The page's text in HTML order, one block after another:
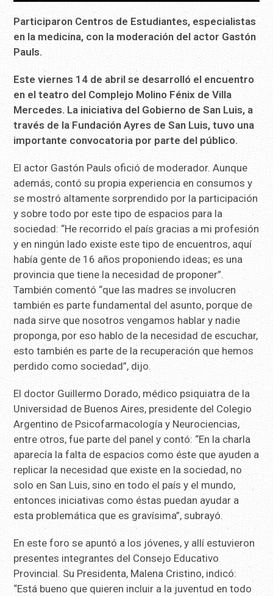
Participaron Centros de Estudiantes, especialistas
en la medicina, con la moderación del actor Gastón
Pauls.
Este viernes 14 de abril se desarrolló el encuentro
en el teatro del Complejo Molino Fénix de Villa
Mercedes. La iniciativa del Gobierno de San Luis, a
través de la Fundación Ayres de San Luis, tuvo una
importante convocatoria por parte del público.
El actor Gastón Pauls ofició de moderador. Aunque
además, contó su propia experiencia en consumos y
se mostró altamente sorprendido por la participación
y sobre todo por este tipo de espacios para la
sociedad: “He recorrido el país gracias a mi profesión
y en ningún lado existe este tipo de encuentros, aquí
había gente de 16 años proponiendo ideas; es una
provincia que tiene la necesidad de proponer”.
También comentó “que las madres se involucren
también es parte fundamental del asunto, porque de
nada sirve que nosotros vengamos hablar y nadie
proponga, por eso hablo de la necesidad de escuchar,
esto también es parte de la recuperación que hemos
perdido como sociedad”, dijo.
El doctor Guillermo Dorado, médico psiquiatra de la
Universidad de Buenos Aires, presidente del Colegio
Argentino de Psicofarmacología y Neurociencias,
entre otros, fue parte del panel y contó: “En la charla
aparecía la falta de espacios como éste que ayuden a
replicar la necesidad que existe en la sociedad, no
solo en San Luis, sino en todo el país y el mundo,
entonces iniciativas como éstas puedan ayudar a
esta problemática que es gravísima”, subrayó.
En este foro se apuntó a los jóvenes, y allí estuvieron
presentes integrantes del Consejo Educativo
Provincial. Su Presidenta, Malena Cristino, indicó:
“Está bueno que quieren incluir a la juventud en todo